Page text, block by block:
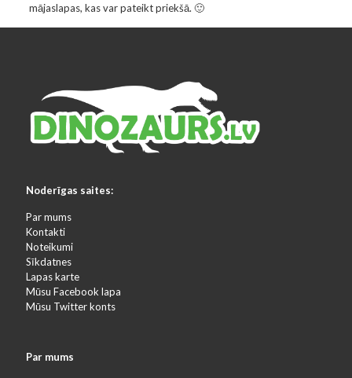
mājaslapas, kas var pateikt priekšā. 🙂
Noderīgas saites:
Par mums
Kontakti
Noteikumi
Sīkdatnes
Lapas karte
Mūsu Facebook lapa
Mūsu Twitter konts
Par mums